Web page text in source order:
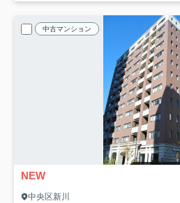
中古マンション
NEW
中央区新川